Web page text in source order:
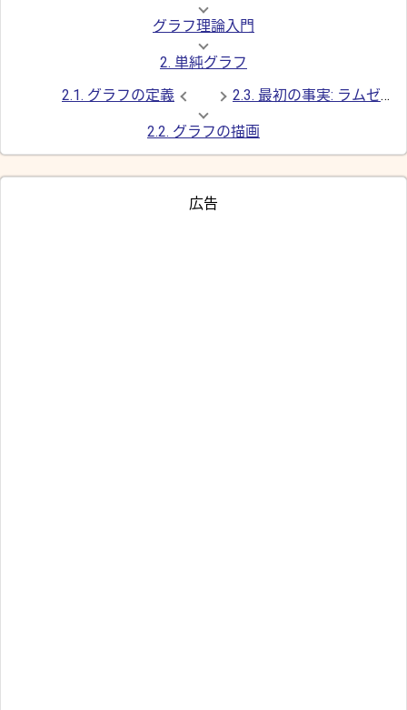
グラフ理論入門
2. 単純グラフ
2.1. グラフの定義
2.3. 最初の事実: ラムゼー数 R(3,3) = 6
2.2. グラフの描画
広告